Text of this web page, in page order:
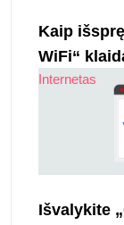
Kaip
WiFi“
Internetas
Išvalykite